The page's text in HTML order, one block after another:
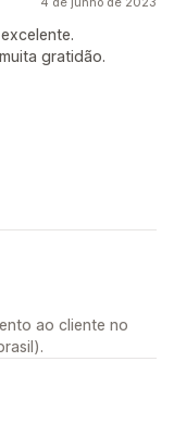
gratidão.
ao cliente no